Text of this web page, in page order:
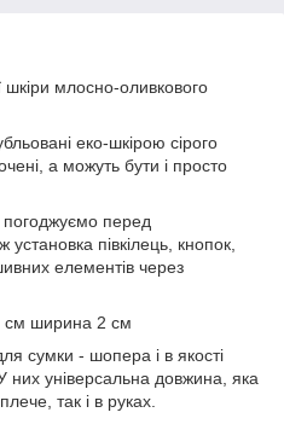
шкіри млосно-оливкового
еко-шкірою сірого
а можуть бути і просто
погоджуємо перед
півкілець, кнопок,
елементів через
см ширина 2 см
сумки - шопера і в якості
них універсальна довжина, яка
так і в руках.